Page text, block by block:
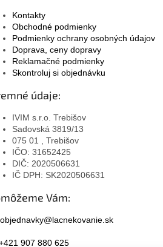
Kontakty
Obchodné podmienky
Podmienky ochrany osobných údajov
Doprava, ceny dopravy
Reklamačné podmienky
Skontroluj si objednávku
údaje:
IVIM s.r.o. Trebišov
Sadovská 3819/13
075 01 , Trebišov
IČO: 31652425
DIČ: 2020506631
IČ DPH: SK2020506631
Vám:
objednavky@lacnekovanie.sk
907 880 625